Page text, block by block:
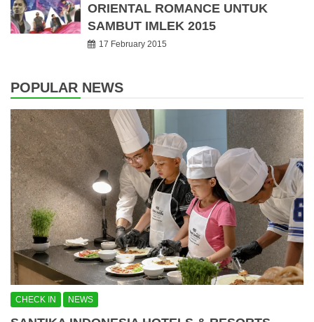
ORIENTAL ROMANCE UNTUK
SAMBUT IMLEK 2015
17 February 2015
POPULAR NEWS
CHECK IN NEWS